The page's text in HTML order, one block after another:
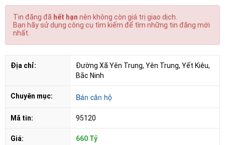
Tin đăng đã hết hạn nên không còn giá trị giao dịch.
Bạn hãy sử dụng công cụ tìm kiếm để tìm những tin đăng mới
nhất.
Địa chỉ:
Đường Xã Yên Trung, Yên Trung, Yết Kiêu,
Bắc Ninh
Chuyên mục: Bán căn hộ
Mã tin: 95120
Giá: 660 Tỷ